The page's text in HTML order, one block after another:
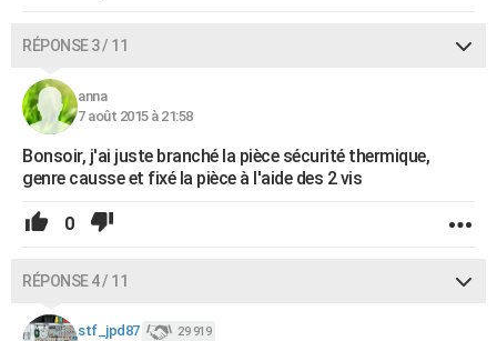
RÉPONSE 3 / 11
anna
7 août 2015 à 21:58
Bonsoir, j'ai juste branché la pièce sécurité thermique,
genre causse et fixé la pièce à l'aide des 2 vis
0
RÉPONSE 4 / 11
stf_jpd87 29 919